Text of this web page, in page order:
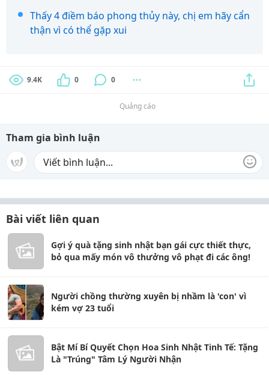
Thấy 4 điềm báo phong thủy này, chị em hãy cẩn
thận vì có thể gặp xui
9.4K 0 0
Quảng cáo
Tham gia bình luận
Bài viết liên quan
Gợi ý quà tặng sinh nhật bạn gái cực thiết thực,
bỏ qua mấy món vô thưởng vô phạt đi các ông!
Người chồng thường xuyên bị nhầm là 'con' vì
kém vợ 23 tuổi
Bật Mí Bí Quyết Chọn Hoa Sinh Nhật Tinh Tế: Tặng
Là "Trúng" Tâm Lý Người Nhận